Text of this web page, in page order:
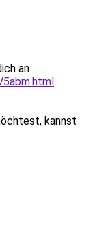
an
kannst